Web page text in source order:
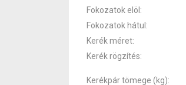
Fokozatok elöl
Fokozatok hátul
Kerék méret
Kerék rögzítés
Kerékpár tömege (kg)